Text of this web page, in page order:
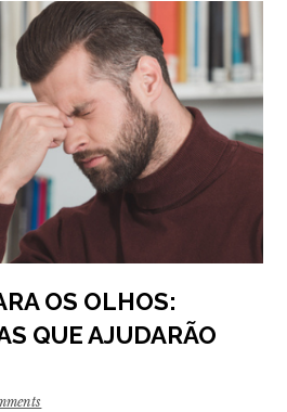
OS OLHOS:
QUE AJUDARÃO